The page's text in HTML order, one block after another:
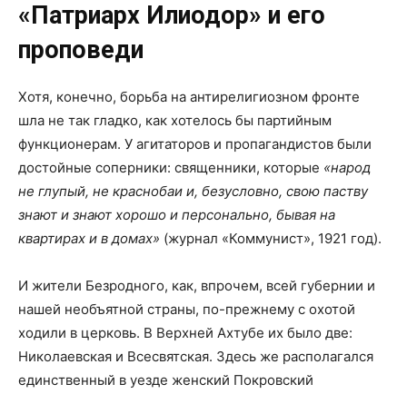
«Патриарх Илиодор» и его
проповеди
Хотя, конечно, борьба на антирелигиозном фронте
шла не так гладко, как хотелось бы партийным
функционерам. У агитаторов и пропагандистов были
достойные соперники: священники, которые «народ
не глупый, не краснобаи и, безусловно, свою паству
знают и знают хорошо и персонально, бывая на
квартирах и в домах» (журнал «Коммунист», 1921 год).
И жители Безродного, как, впрочем, всей губернии и
нашей необъятной страны, по-прежнему с охотой
ходили в церковь. В Верхней Ахтубе их было две:
Николаевская и Всесвятская. Здесь же располагался
единственный в уезде женский Покровский